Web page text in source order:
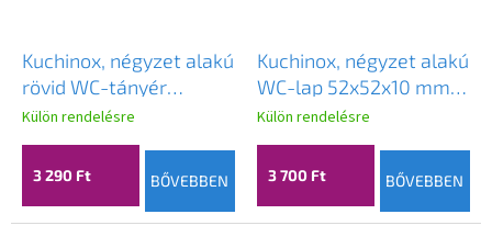
Kuchinox, négyzet alakú
rövid WC-tányér
50x50x10 mm, patinás,
LAV-LK1_403S
Külön rendelésre
3 290 Ft BŐVEBBEN
Kuchinox, négyzet alakú
WC-lap 52x52x10 mm,
króm-grafit, LAV-
LK2_503B
Külön rendelésre
3 700 Ft BŐVEBBEN